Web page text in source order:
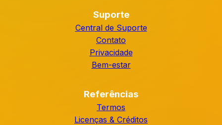
Suporte
Central de Suporte
Contato
Privacidade
Bem-estar
Referências
Termos
Licenças & Créditos